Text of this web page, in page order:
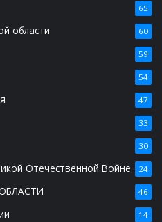
65
области 60
59
54
47
33
30
Отечественной Войне 24
46
14